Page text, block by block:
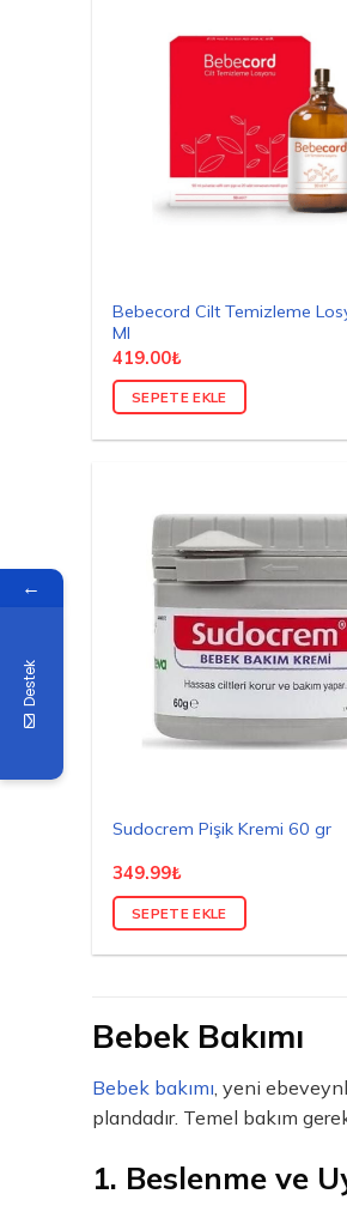
Bebecord Cilt Temizleme
Ml
419.00₺
SEPETE EKLE
Sudocrem Pişik Kremi 60 gr
349.99₺
SEPETE EKLE
Bebek Bakımı
Bebek bakımı, yeni
plandadır. Temel bakım
1. Beslenme ve
←
Destek